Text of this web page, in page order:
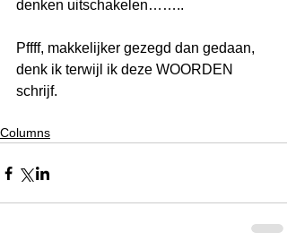
denken uitschakelen……..
Pffff, makkelijker gezegd dan gedaan,
denk ik terwijl ik deze WOORDEN
schrijf.
Columns